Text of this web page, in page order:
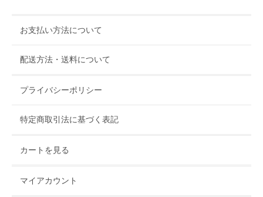
お支払い方法について
配送方法・送料について
プライバシーポリシー
特定商取引法に基づく表記
カートを見る
マイアカウント